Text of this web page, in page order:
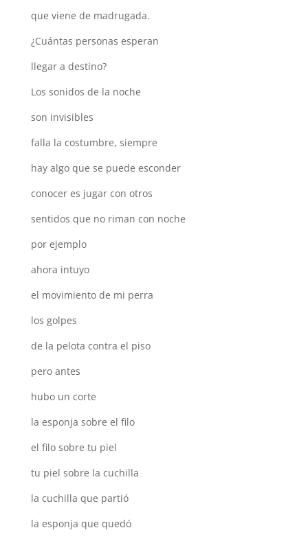
que viene de madrugada.
¿Cuántas personas esperan
llegar a destino?
Los sonidos de la noche
son invisibles
falla la costumbre, siempre
hay algo que se puede esconder
conocer es jugar con otros
sentidos que no riman con noche
por ejemplo
ahora intuyo
el movimiento de mi perra
los golpes
de la pelota contra el piso
pero antes
hubo un corte
la esponja sobre el filo
el filo sobre tu piel
tu piel sobre la cuchilla
la cuchilla que partió
la esponja que quedó